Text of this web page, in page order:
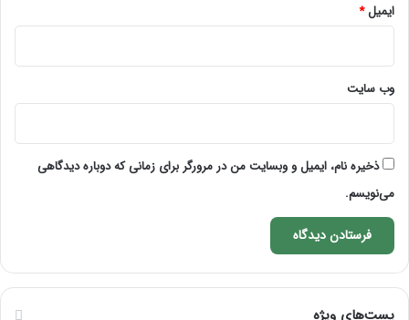
ایمیل*
وب‌ سایت
ذخیره نام، ایمیل و وبسایت من در مرورگر برای زمانی که دوباره دیدگاهی
می‌نویسم.